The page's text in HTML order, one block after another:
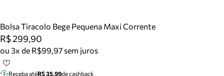
Bolsa Tiracolo Bege Pequena Maxi Corrente
R$ 299,90
ou 3x de R$99,97 sem juros
Receba atéR$ 35,99de cashback